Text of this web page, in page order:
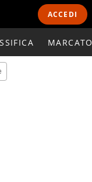
ACCEDI